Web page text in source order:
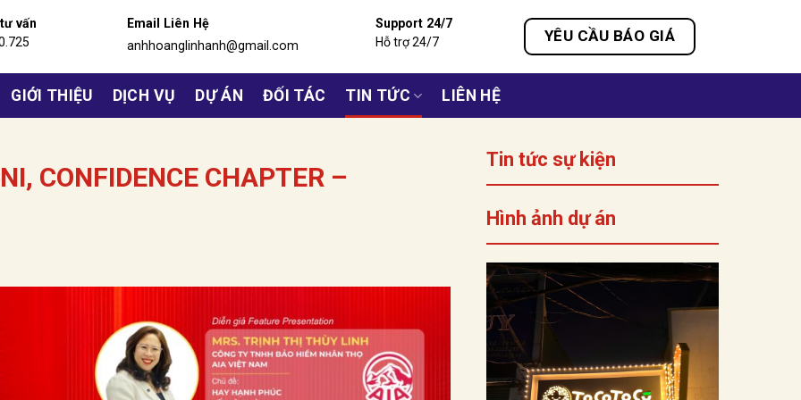
vấn
Email Liên Hệ
anhhoanglinhanh@gmail.com
Support 24/7
Hỗ trợ 24/7
YÊU CẦU BÁO GIÁ
GIỚI THIỆU DỊCH VỤ DỰ ÁN ĐỐI TÁC TIN TỨC LIÊN HỆ
CONFIDENCE CHAPTER –
Tin tức sự kiện
Hình ảnh dự án